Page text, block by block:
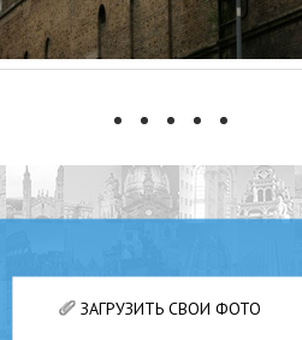
ЗАГРУЗИТЬ СВОИ ФОТО